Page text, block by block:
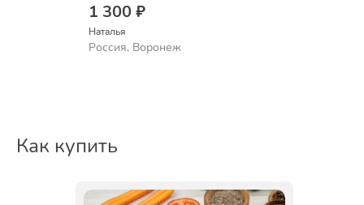
1 300 ₽
Наталья
Россия, Воронеж
Как купить